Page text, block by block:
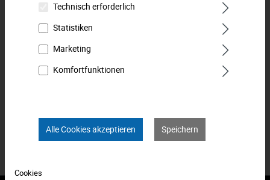
Downloads
Technische Daten
Bewertungen
Technisch erforderlich
Statistiken
Marketing
Komfortfunktionen
Alle Cookies akzeptieren Speichern
Cookies